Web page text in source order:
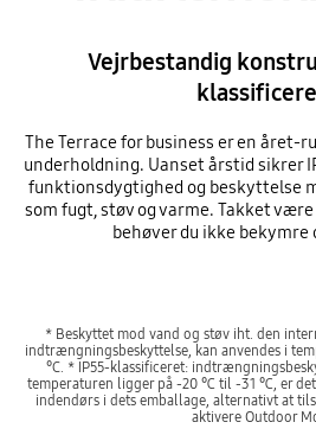
Vejrbestandig
The Terrace for business er en året-
underholdning. Uanset årstid sikrer
funktionsdygtighed og beskyttelse
som fugt, støv og varme. Takket
behøver du ikke bekymre
* Beskyttet mod vand og støv iht. den
indtrængningsbeskyttelse, kan anvendes i
°C. * IP55-klassificeret:
temperaturen ligger på -20 ℃ til -31 ℃, er
indendørs i dets emballage, alternativt at
aktivere Outdoor